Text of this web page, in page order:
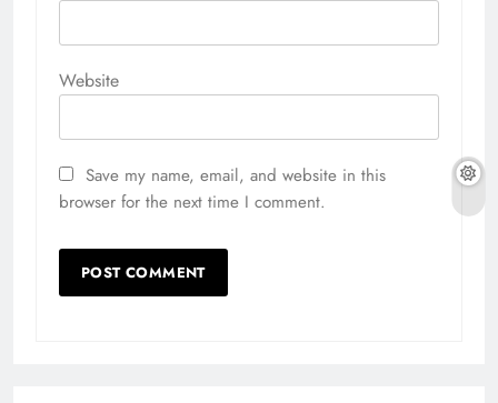
Website
Save my name, email, and website in this
browser for the next time I comment.